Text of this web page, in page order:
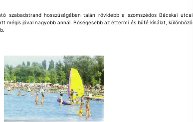
szabadstrand hosszúságában talán rövidebb a szomszédos Bácskai utcai
mégis jóval nagyobb annál. Bőségesebb az éttermi és büfé kínálat, különböző